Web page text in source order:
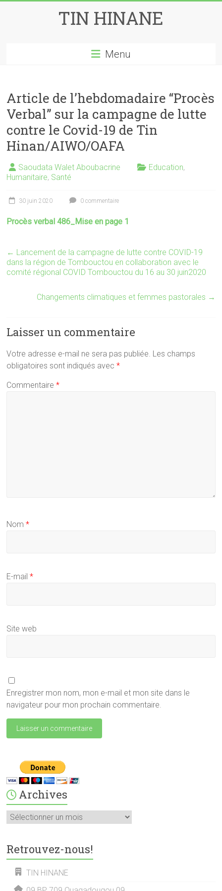
TIN HINANE
Menu
Article de l’hebdomadaire “Procès
Verbal” sur la campagne de lutte
contre le Covid-19 de Tin
Hinan/AIWO/OAFA
Saoudata Walet Aboubacrine Education,
Humanitaire, Santé
30 juin 2020 0 commentaire
Procès verbal 486_Mise en page 1
← Lancement de la campagne de lutte contre COVID-19
dans la région de Tombouctou en collaboration avec le
comité régional COVID Tombouctou du 16 au 30 juin2020
Changements climatiques et femmes pastorales →
Laisser un commentaire
Votre adresse e-mail ne sera pas publiée. Les champs
obligatoires sont indiqués avec*
Commentaire*
Nom*
E-mail*
Site web
Enregistrer mon nom, mon e-mail et mon site dans le
navigateur pour mon prochain commentaire.
Archives
Archives
Retrouvez-nous!
TIN HINANE